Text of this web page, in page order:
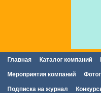
Главное меню
Главная Каталог компаний
Мероприятия компаний
Подписка на журнал